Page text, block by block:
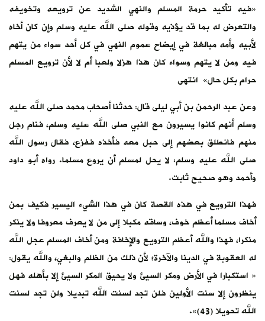
«فيه تأكيد حرمة المسلم والنهي الشديد ‌عن ‌ترويعه ‌وتخويفه
‌والتعرض له بما قد يؤذيه وقوله صلى الله عليه وسلم وإن كان أخاه
لأبيه وأمه مبالغة في إيضاح عموم النهي في كل أحد سواء من يتهم
فيه ومن لا يتهم وسواء كان هذا هزلا ولعبا أم لا لأن ترويع المسلم
حرام بكل حال» انتهى
وعن عبد الرحمن بن أبي ليلى قال: حدثنا أصحاب محمد صلى الله عليه
وسلم أنهم كانوا يسيرون مع النبي صلى الله عليه وسلم، فنام رجل
منهم فانطلق بعضهم إلى حبل معه فأخذه ففزع، فقال رسول الله
صلى الله عليه وسلم: لا يحل لمسلم أن يروع مسلما. رواه أبو داود
وأحمد وهو صحيح ثابت.
فهذا الترويع في هذه القصة كان في هذا الشيء اليسير فكيف بمن
أخاف مسلما أعظم خوف، وساقه مكبلا إلى من لا يعرف معروفا ولا ينكر
منكرا، فهذا والله أعظم الترويع والإخافة ومن أخاف المسلم عجل الله
له العقوبة في الدينا والآخرة؛ لأن ذلك من الظلم والبغي، والله يقول:
« استكبارا في الأرض ومكر السيئ ‌ولا ‌يحيق ‌المكر السيئ إلا بأهله فهل
ينظرون إلا سنت الأولين فلن تجد لسنت الله تبديلا ولن تجد لسنت
الله تحويلا (43)».